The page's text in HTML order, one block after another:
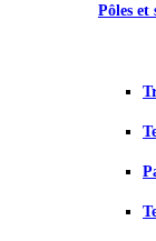
Pôles et